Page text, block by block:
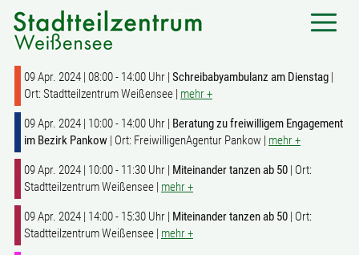
09 Apr. 2024 | 08:00 - 14:00 Uhr | Schreibabyambulanz am Dienstag |
Ort: Stadtteilzentrum Weißensee | mehr +
09 Apr. 2024 | 10:00 - 14:00 Uhr | Beratung zu freiwilligem Engagement
im Bezirk Pankow | Ort: FreiwilligenAgentur Pankow | mehr +
09 Apr. 2024 | 10:00 - 11:30 Uhr | Miteinander tanzen ab 50 | Ort:
Stadtteilzentrum Weißensee | mehr +
09 Apr. 2024 | 14:00 - 15:30 Uhr | Miteinander tanzen ab 50 | Ort:
Stadtteilzentrum Weißensee | mehr +